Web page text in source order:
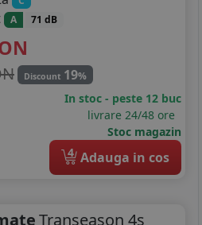
A 71 dB
Discount 19%
In stoc - peste 12 buc
livrare 24/48 ore
Stoc magazin
4 Adauga in cos
Transeason 4s